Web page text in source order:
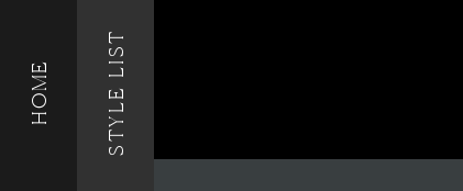
HOME STYLE LIST